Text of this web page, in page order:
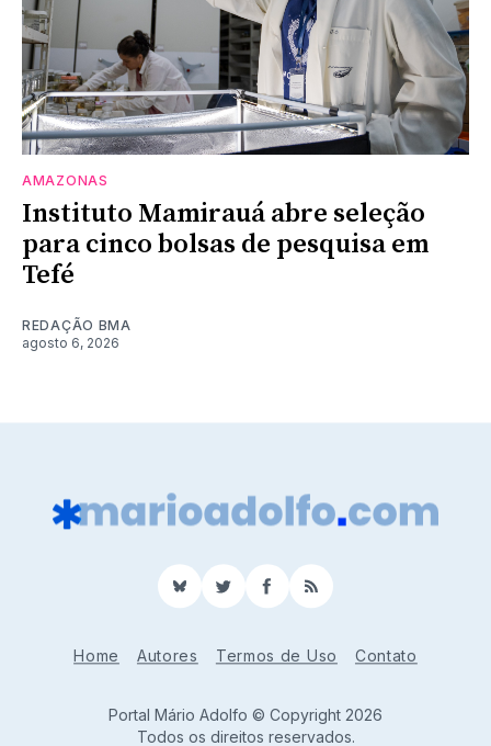
AMAZONAS
Instituto Mamirauá abre seleção
para cinco bolsas de pesquisa em
Tefé
REDAÇÃO BMA
agosto 6, 2026
BlueSkyTwitterFacebook
RSS
Home Autores Termos de Uso Contato
Portal Mário Adolfo © Copyright 2026
Todos os direitos reservados.